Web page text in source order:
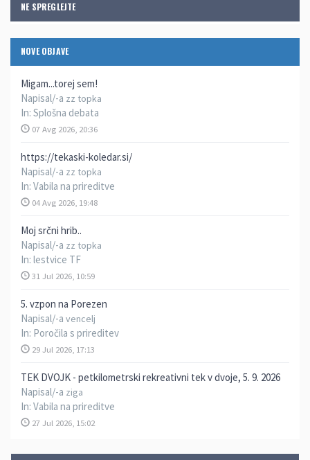
NE SPREGLEJTE
NOVE OBJAVE
Migam...torej sem!
Napisal/-a zz topka
In: Splošna debata
07 Avg 2026, 20:36
https://tekaski-koledar.si/
Napisal/-a zz topka
In: Vabila na prireditve
04 Avg 2026, 19:48
Moj srčni hrib..
Napisal/-a zz topka
In: lestvice TF
31 Jul 2026, 10:59
5. vzpon na Porezen
Napisal/-a vencelj
In: Poročila s prireditev
29 Jul 2026, 17:13
TEK DVOJK - petkilometrski rekreativni tek v dvoje, 5. 9. 2026
Napisal/-a ziga
In: Vabila na prireditve
27 Jul 2026, 15:02